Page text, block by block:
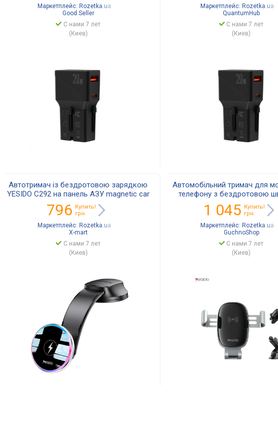
Маркетплейс: Rozetka.ua
Good Seller
С нами 7 лет
(Киев)
Маркетплейс:Rozetka.ua
QuantumHub
С нами 7 лет
(Киев)
Автотримач із бездротовою зарядкою
YESIDO C292 на панель АЗУ magnetic car
MagSafe 15W Type-C для телефону iPhone
12/13/14/15
796 Купить!
грн.
Маркетплейс: Rozetka.ua
X-mart
С нами 7 лет
(Киев)
Автомобільний тримач для
телефону з бездротовою
зарядкою 15W Yesido
1 045 Купить!
грн.
Маркетплейс: Rozetka.ua
GuchnoShop
С нами 7 лет
(Киев)